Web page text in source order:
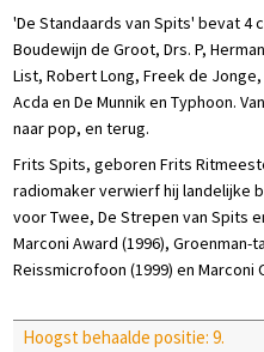
'De Standaards van Spits' bevat 4
Boudewijn de Groot, Drs. P,
List, Robert Long, Freek de Jonge,
Acda en De Munnik en Typhoon.
naar pop, en terug.
Frits Spits, geboren Frits
radiomaker verwierf hij landelijke
voor Twee, De Strepen van Spits
Marconi Award (1996), Groenman-
Reissmicrofoon (1999) en Marconi
Hoogst behaalde positie: 9.